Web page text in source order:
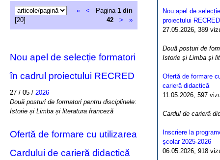
Nou apel de
proiectului RECRED
27.05.2026, 389
Două posturi de
Istorie și Limba și
Ofertă de formare
carieră didactică
11.05.2026, 597
Cardul de carieră
Inscriere la
școlar 2025-2026
06.05.2026, 918
[20]
« < Pagina 1 din
42
> »
Nou apel de selecție formatori
în cadrul proiectului RECRED
27 / 05 / 2026
Două posturi de formatori pentru disciplinele:
Istorie și Limba și literatura franceză
Ofertă de formare cu utilizarea
Cardului de carieră didactică